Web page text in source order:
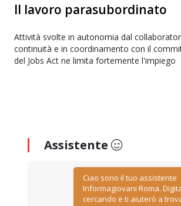
Il lavoro parasubordinato
Attività svolte in autonomia dal
continuità e in coordinamento con il
del Jobs Act ne limita fortemente l'impiego
Assistente
Ciao sono il tuo assistente
Informagiovani Roma.
cercando e ti aiuterò a